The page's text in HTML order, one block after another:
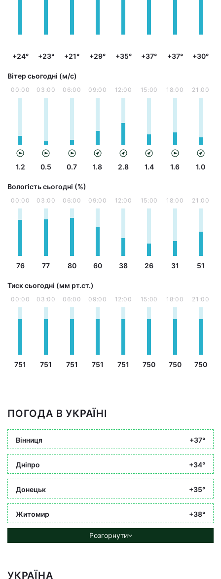
+24° +23° +21° +29° +35° +37° +37° +30°
Вітер сьогодні (м/с)
00:00
1.2
03:00
0.5
06:00
0.7
09:00
1.8
12:00
2.8
15:00
1.4
18:00
1.6
21:00
1.0
Вологість сьогодні (%)
00:00
76
03:00
77
06:00
80
09:00
60
12:00
38
15:00
26
18:00
31
21:00
51
Тиск сьогодні (мм рт.ст.)
00:00
751
03:00
751
06:00
751
09:00
751
12:00
751
15:00
750
18:00
750
21:00
750
ПОГОДА В УКРАЇНІ
Вінниця +37°
Дніпро +34°
Донецьк +35°
Житомир +38°
Розгорнути
УКРАЇНА